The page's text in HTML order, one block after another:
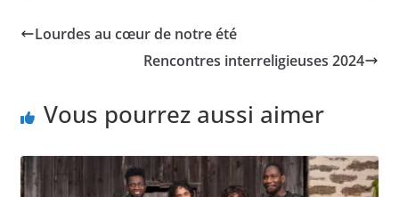
Lourdes au cœur de notre été
Rencontres interreligieuses 2024
Vous pourrez aussi aimer